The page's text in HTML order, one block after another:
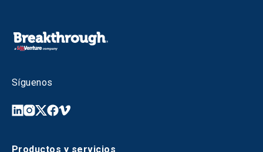
Síguenos
Productos y servicios